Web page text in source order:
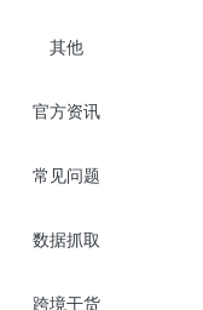
其他
官方资讯
常见问题
数据抓取
跨境干货